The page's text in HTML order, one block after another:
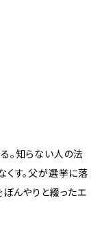
。知らない人の法
くす。父が選挙に落
んやりと綴ったエ